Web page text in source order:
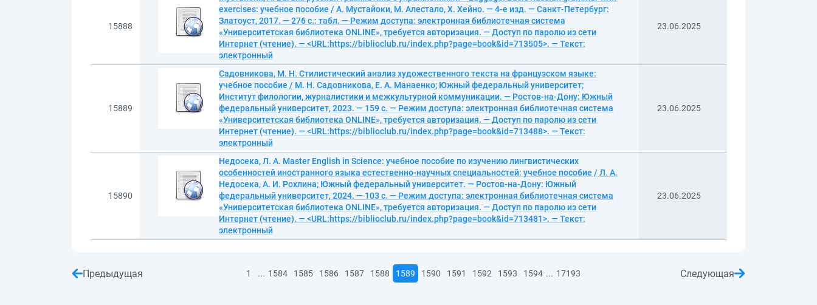
15888
exercises: учебное пособие / А. Мустайоки, М. Алестало, Х. Хейно. — 4-е изд. — Санкт-Петербург:
Златоуст, 2017. — 276 с.: табл. — Режим доступа: электронная библиотечная система
«Университетская библиотека ONLINE», требуется авторизация. — Доступ по паролю из сети
Интернет (чтение). — <URL:https://biblioclub.ru/index.php?page=book&id=713505>. — Текст:
электронный
23.06.2025
15889
Садовникова, М. Н. Стилистический анализ художественного текста на французском языке:
учебное пособие / М. Н. Садовникова, Е. А. Манаенко; Южный федеральный университет;
Институт филологии, журналистики и межкультурной коммуникации. — Ростов-на-Дону: Южный
федеральный университет, 2023. — 159 с. — Режим доступа: электронная библиотечная система
«Университетская библиотека ONLINE», требуется авторизация. — Доступ по паролю из сети
Интернет (чтение). — <URL:https://biblioclub.ru/index.php?page=book&id=713488>. — Текст:
электронный
23.06.2025
15890
Недосека, Л. А. Master English in Science: учебное пособие по изучению лингвистических
особенностей иностранного языка естественно-научных специальностей: учебное пособие / Л. А.
Недосека, А. И. Рохлина; Южный федеральный университет. — Ростов-на-Дону: Южный
федеральный университет, 2024. — 103 с. — Режим доступа: электронная библиотечная система
«Университетская библиотека ONLINE», требуется авторизация. — Доступ по паролю из сети
Интернет (чтение). — <URL:https://biblioclub.ru/index.php?page=book&id=713481>. — Текст:
электронный
23.06.2025
Предыдущая 1 ... 1584 1585 1586 1587 1588 1589 1590 1591 1592 1593 1594 ... 17193 Следующая